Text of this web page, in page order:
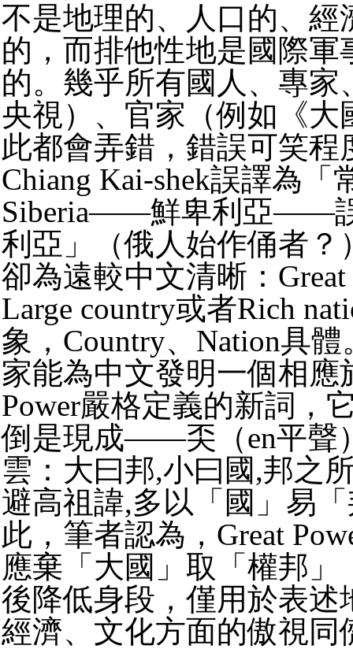
不是地理的、人口的、經
的，而排他性地是國際
的。幾乎所有國人、專家
央視）、官家（例如《大
此都會弄錯，錯誤可笑程
Chiang Kai-shek誤譯為「
Siberia——鮮卑利亞——
利亞」（俄人始作俑者？
卻為遠較中文清晰：
Large country或者Rich
象，Country、Nation具
家能為中文發明一個相應
Power嚴格定義的新詞，
倒是現成——奀（en平聲
雲：大曰邦,小曰國,邦之
避高祖諱,多以「國」易
此，筆者認為，Great
應棄「大國」取「權邦」
後降低身段，僅用於表述
經濟、文化方面的傲視同